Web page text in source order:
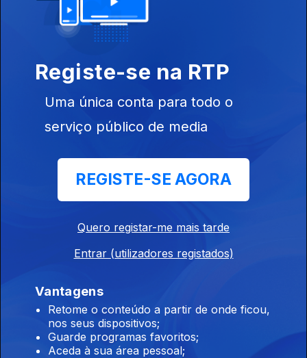
Ep. 177
Ep. 176
Ep. 175
Registe-se na RTP
Uma única conta para todo o
serviço público de media
REGISTE-SE AGORA
Quero registar-me mais tarde
Entrar (utilizadores registados)
Vantagens
Retome o conteúdo a partir de onde ficou,
nos seus dispositivos;
Guarde programas favoritos;
Aceda à sua área pessoal;